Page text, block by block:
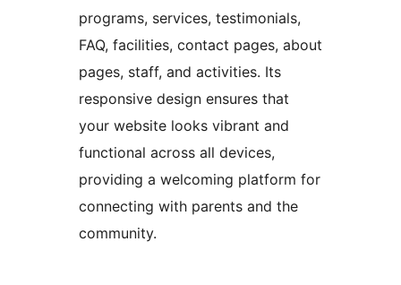
programs, services, testimonials,
FAQ, facilities, contact pages, about
pages, staff, and activities. Its
responsive design ensures that
your website looks vibrant and
functional across all devices,
providing a welcoming platform for
connecting with parents and the
community.